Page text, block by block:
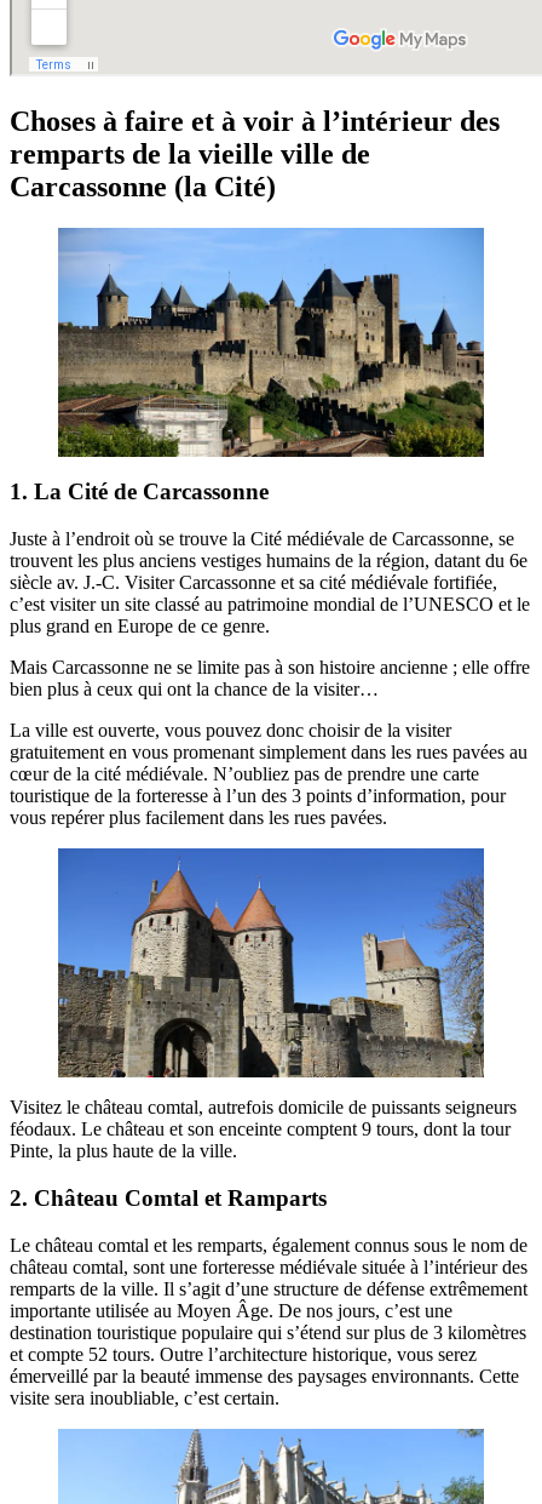
Choses à faire et à voir à l’intérieur des
remparts de la vieille ville de
Carcassonne (la Cité)
1. La Cité de Carcassonne
Juste à l’endroit où se trouve la Cité médiévale de Carcassonne, se
trouvent les plus anciens vestiges humains de la région, datant du 6e
siècle av. J.-C. Visiter Carcassonne et sa cité médiévale fortifiée,
c’est visiter un site classé au patrimoine mondial de l’UNESCO et le
plus grand en Europe de ce genre.
Mais Carcassonne ne se limite pas à son histoire ancienne ; elle offre
bien plus à ceux qui ont la chance de la visiter…
La ville est ouverte, vous pouvez donc choisir de la visiter
gratuitement en vous promenant simplement dans les rues pavées au
cœur de la cité médiévale. N’oubliez pas de prendre une carte
touristique de la forteresse à l’un des 3 points d’information, pour
vous repérer plus facilement dans les rues pavées.
Visitez le château comtal, autrefois domicile de puissants seigneurs
féodaux. Le château et son enceinte comptent 9 tours, dont la tour
Pinte, la plus haute de la ville.
2. Château Comtal et Ramparts
Le château comtal et les remparts, également connus sous le nom de
château comtal, sont une forteresse médiévale située à l’intérieur des
remparts de la ville. Il s’agit d’une structure de défense extrêmement
importante utilisée au Moyen Âge. De nos jours, c’est une
destination touristique populaire qui s’étend sur plus de 3 kilomètres
et compte 52 tours. Outre l’architecture historique, vous serez
émerveillé par la beauté immense des paysages environnants. Cette
visite sera inoubliable, c’est certain.